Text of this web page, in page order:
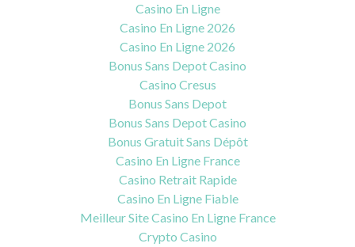
Casino En Ligne
Casino En Ligne 2026
Casino En Ligne 2026
Bonus Sans Depot Casino
Casino Cresus
Bonus Sans Depot
Bonus Sans Depot Casino
Bonus Gratuit Sans Dépôt
Casino En Ligne France
Casino Retrait Rapide
Casino En Ligne Fiable
Meilleur Site Casino En Ligne France
Crypto Casino